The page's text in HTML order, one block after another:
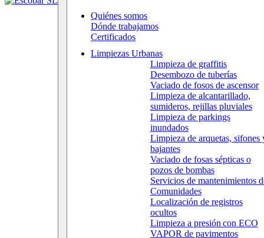
Quiénes somos
Dónde trabajamos
Certificados
Limpiezas Urbanas
Limpieza de graffitis
Desembozo de tuberías
Vaciado de fosos de ascensor
Limpieza de alcantarillado,
sumideros, rejillas pluviales
Limpieza de parkings
inundados
Limpieza de arquetas, sifones
bajantes
Vaciado de fosas sépticas o
pozos de bombas
Servicios de mantenimientos
Comunidades
Localización de registros
ocultos
Limpieza a presión con ECO
VAPOR de pavimentos